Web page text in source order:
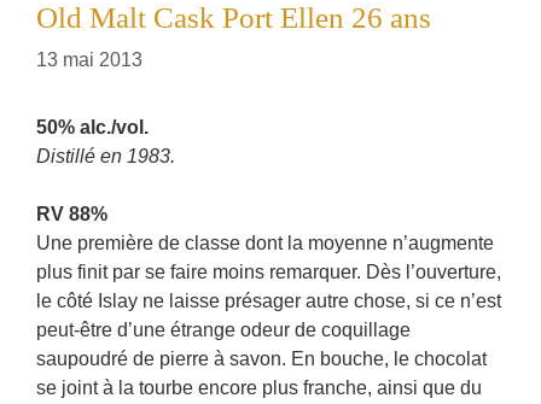
Old Malt Cask Port Ellen 26 ans
13 mai 2013
50% alc./vol.
Distillé en 1983.
RV 88%
Une première de classe dont la moyenne n’augmente
plus finit par se faire moins remarquer. Dès l’ouverture,
le côté Islay ne laisse présager autre chose, si ce n’est
peut-être d’une étrange odeur de coquillage
saupoudré de pierre à savon. En bouche, le chocolat
se joint à la tourbe encore plus franche, ainsi que du